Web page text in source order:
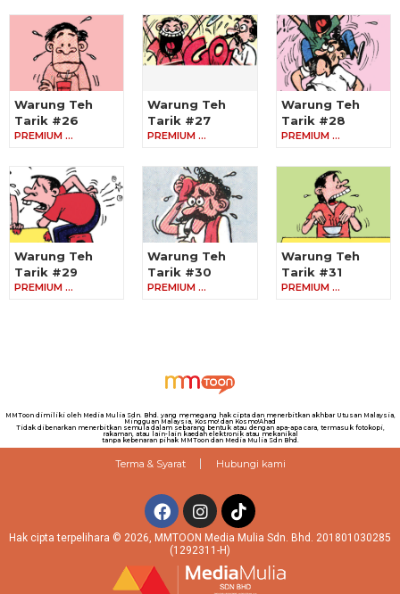
Warung Teh
Tarik #26
PREMIUM …
Warung Teh
Tarik #27
PREMIUM …
Warung Teh
Tarik #28
PREMIUM …
Warung Teh
Tarik #29
PREMIUM …
Warung Teh
Tarik #30
PREMIUM …
Warung Teh
Tarik #31
PREMIUM …
MMToon dimiliki oleh Media Mulia Sdn. Bhd. yang memegang hak cipta dan menerbitkan akhbar Utusan Malaysia,
Mingguan Malaysia, Kosmo! dan Kosmo!Ahad
Tidak dibenarkan menerbitkan semula dalam sebarang bentuk atau dengan apa-apa cara, termasuk fotokopi,
rakaman, atau lain-lain kaedah elektronik atau mekanikal
tanpa kebenaran pihak MMToon dan Media Mulia Sdn Bhd.
Terma & Syarat Hubungi kami
Hak cipta terpelihara © 2026, MMTOON Media Mulia Sdn. Bhd. 201801030285
(1292311-H)